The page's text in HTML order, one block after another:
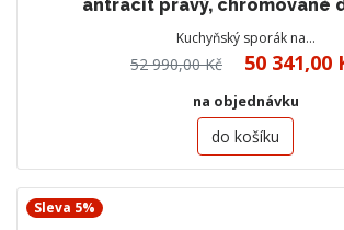
antracit pravý, chromované
Kuchyňský sporák na…
52 990,00 Kč 50 341,00
na objednávku
do košíku
Sleva 5%